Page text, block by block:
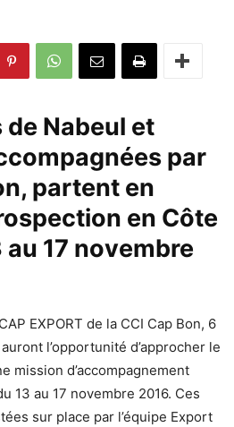
Nabeul et
par
partent en
en Côte
au 17 novembre
EXPORT de la CCI Cap Bon, 6
l’opportunité d’approcher le
mission d’accompagnement
13 au 17 novembre 2016. Ces
sur place par l’équipe Export